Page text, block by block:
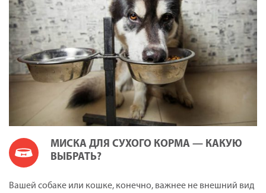
МИСКА ДЛЯ СУХОГО КОРМА — КАКУЮ
ВЫБРАТЬ?
Вашей собаке или кошке, конечно, важнее не внешний вид